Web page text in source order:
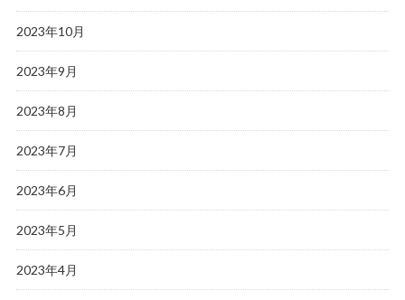
2023年10月
2023年9月
2023年8月
2023年7月
2023年6月
2023年5月
2023年4月